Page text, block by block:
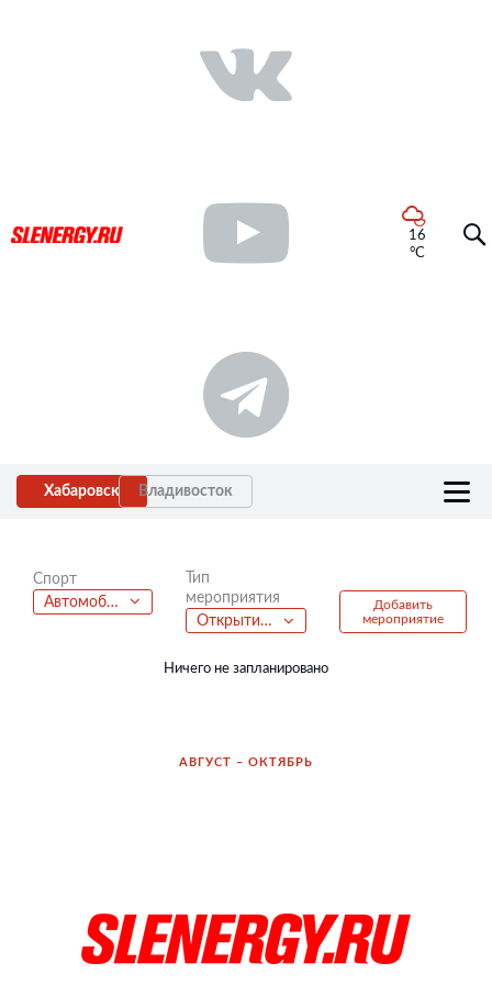
16
°C
Хабаровск Владивосток
Спорт
Автомобильный спорт
Тип
мероприятия
Открытие велосезона
Добавить
мероприятие
Ничего не запланировано
АВГУСТ – ОКТЯБРЬ